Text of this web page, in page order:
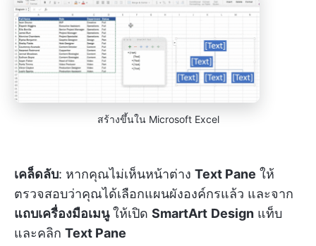
สร้างขึ้นใน Microsoft Excel
เคล็ดลับ: หากคุณไม่เห็นหน้าต่าง Text Pane ให้
ตรวจสอบว่าคุณได้เลือกแผนผังองค์กรแล้ว และจาก
แถบเครื่องมือเมนูให้เปิด SmartArt Design แท็บ
และคลิก Text Pane